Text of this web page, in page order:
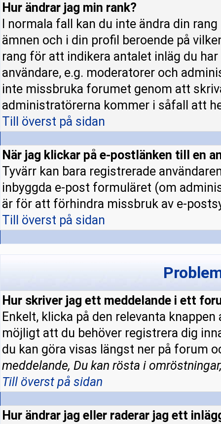
Hur ändrar jag min rank?
I normala fall kan du inte ändra din
ämnen och i din profil beroende på
rang för att indikera antalet inläg du
användare, e.g. moderatorer och
inte missbruka forumet genom att
administratörerna kommer i såfall att
Till överst på sidan
När jag klickar på e-postlänken till en
Tyvärr kan bara registrerade
inbyggda e-post formuläret (om
är för att förhindra missbruk av e-
Till överst på sidan
Hur skriver jag ett meddelande i ett
Enkelt, klicka på den relevanta
möjligt att du behöver registrera dig
du kan göra visas längst ner på forum
meddelande, Du kan rösta i
Till överst på sidan
Hur ändrar jag eller raderar jag ett